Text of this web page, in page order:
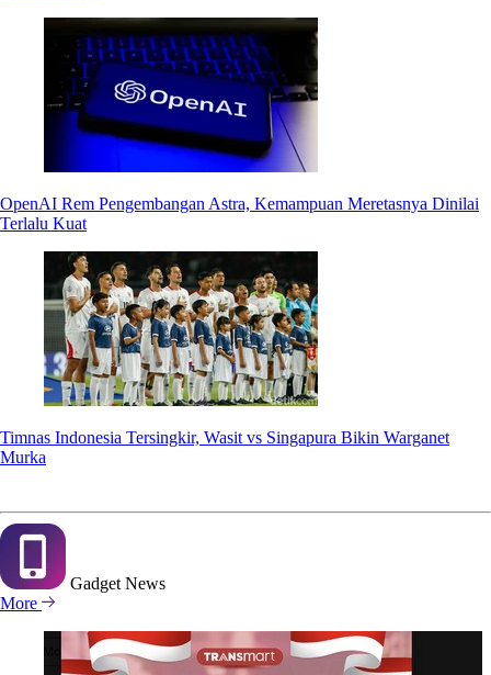
OpenAI Rem Pengembangan Astra, Kemampuan Meretasnya Dinilai
Terlalu Kuat
Timnas Indonesia Tersingkir, Wasit vs Singapura Bikin Warganet
Murka
Gadget News
More